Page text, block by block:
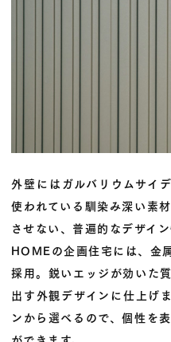
外壁にはガルバリウムサイ
使われている馴染み深い素
させない、普遍的なデザイ
HOMEの企画住宅には、金
採用。鋭いエッジが効いた
出す外観デザインに仕上げ
ンから選べるので、個性を